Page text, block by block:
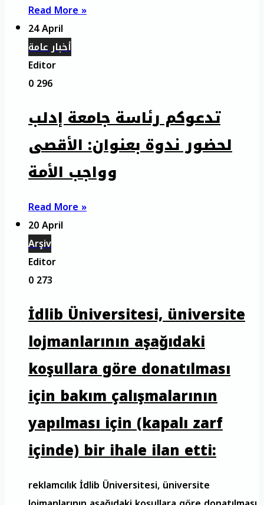
Read More »
24 April
أخبار عامة
Editor
0296
تدعوكم رئاسة جامعة إدلب
لحضور ندوة بعنوان: الأقصى
وواجب الأمة
Read More »
20 April
Arşiv
Editor
0273
İdlib Üniversitesi, üniversite
lojmanlarının aşağıdaki
koşullara göre donatılması
için bakım çalışmalarının
yapılması için (kapalı zarf
içinde) bir ihale ilan etti:
reklamcılık İdlib Üniversitesi, üniversite